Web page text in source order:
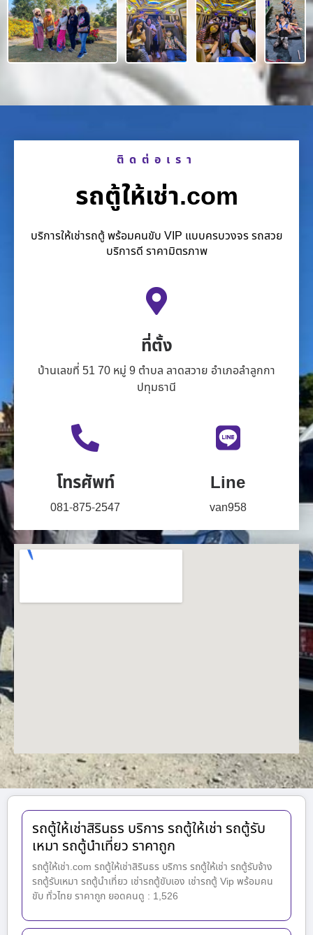
ติดต่อเรา
รถตู้ให้เช่า.com
บริการให้เช่ารถตู้ พร้อมคนขับ VIP แบบครบวงจร รถสวย
บริการดี ราคามิตรภาพ
ที่ตั้ง
บ้านเลขที่ 51 70 หมู่ 9 ตำบล ลาดสวาย อำเภอลำลูกกา
ปทุมธานี
โทรศัพท์
081-875-2547
Line
van958
รถตู้ให้เช่าสิรินธร บริการ รถตู้ให้เช่า รถตู้รับ
เหมา รถตู้นำเที่ยว ราคาถูก
รถตู้ให้เช่า.com รถตู้ให้เช่าสิรินธร บริการ รถตู้ให้เช่า รถตู้รับจ้าง
รถตู้รับเหมา รถตู้นำเที่ยว เช่ารถตู้ขับเอง เช่ารถตู้ Vip พร้อมคน
ขับ ทั่วไทย ราคาถูก ยอดคนดู : 1,526